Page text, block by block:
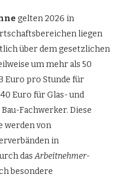
gelten 2026 in
liegen
über dem gesetzlichen
um mehr als 50
Euro pro Stunde für
Euro für Glas- und
Fachwerker. Diese
werden von
in
dasArbeitnehmer-
besondere